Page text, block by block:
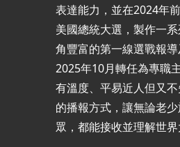
表達能力，並在2024年
美國總統大選，製作一
角豐富的第一線選戰報
2025年10月轉任為專職
有溫度、平易近人但又
的播報方式，讓無論老
眾，都能接收並理解世界